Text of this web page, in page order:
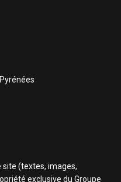
site (textes, images,
exclusive du Groupe